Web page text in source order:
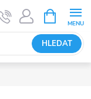
HLEDAT
NÁKUPNÍ
KOŠÍK